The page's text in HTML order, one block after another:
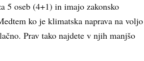
5 oseb (4+1) in imajo zakonsko
ko je klimatska naprava na voljo
Prav tako najdete v njih manjšo